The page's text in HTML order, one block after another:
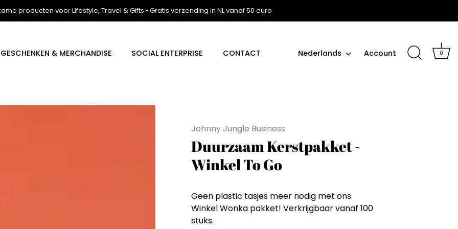
producten voor Lifestyle, Travel & Gifts • Gratis verzending in NL vanaf 50 euro
& MERCHANDISE SOCIAL ENTERPRISE CONTACT Taal
Nederlands Account 0
Johnny Jungle Business
Duurzaam Kerstpakket -
Winkel To Go
Geen plastic tasjes meer nodig met ons
Winkel Wonka pakket! Verkrijgbaar vanaf 100
stuks.